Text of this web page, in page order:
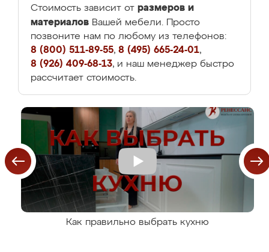
Стоимость зависит от размеров и
материалов Вашей мебели. Просто
позвоните нам по любому из телефонов:
8 (800) 511-89-55, 8 (495) 665-24-01,
8 (926) 409-68-13, и наш менеджер быстро
рассчитает стоимость.
Как правильно выбрать кухню